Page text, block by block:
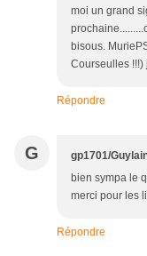
moi un grand
bisous.
Courseulles !!!)
Répondre
G gp1701/
bien sympa le
merci pour les
Répondre